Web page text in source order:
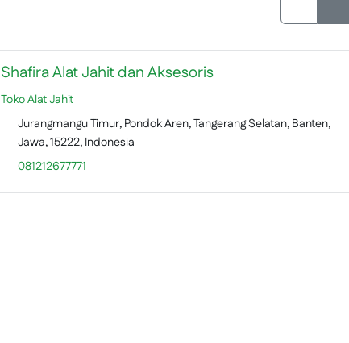
Shafira Alat Jahit dan Aksesoris
Toko Alat Jahit
Jurangmangu Timur, Pondok Aren, Tangerang Selatan, Banten,
Jawa, 15222, Indonesia
081212677771